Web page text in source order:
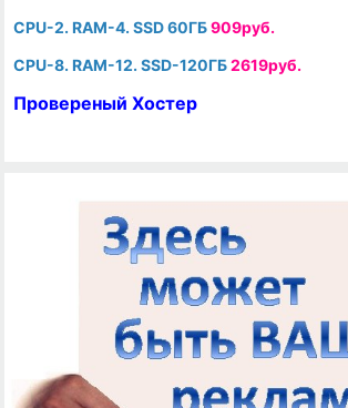
CPU-2. RAM-4. SSD 60ГБ909руб.
CPU-8. RAM-12. SSD-120ГБ2619руб.
Провереный Хостер